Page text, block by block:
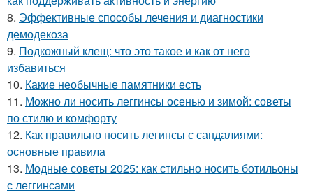
8. Эффективные способы лечения и диагностики
демодекоза
9. Подкожный клещ: что это такое и как от него
избавиться
10. Какие необычные памятники есть
11. Можно ли носить леггинсы осенью и зимой: советы
по стилю и комфорту
12. Как правильно носить легинсы с сандалиями:
основные правила
13. Модные советы 2025: как стильно носить ботильоны
с леггинсами